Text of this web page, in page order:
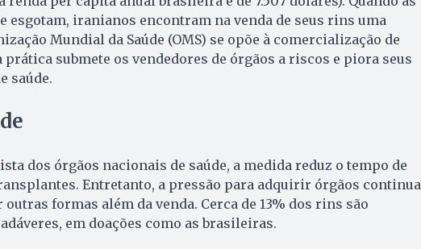
esgotam, iranianos encontram na venda de seus rins uma
Mundial da Saúde (OMS) se opõe à comercialização de
prática submete os vendedores de órgãos a riscos e piora seus
saúde.
dos órgãos nacionais de saúde, a medida reduz o tempo de
Entretanto, a pressão para adquirir órgãos continua
formas além da venda. Cerca de 13% dos rins são
em doações como as brasileiras.